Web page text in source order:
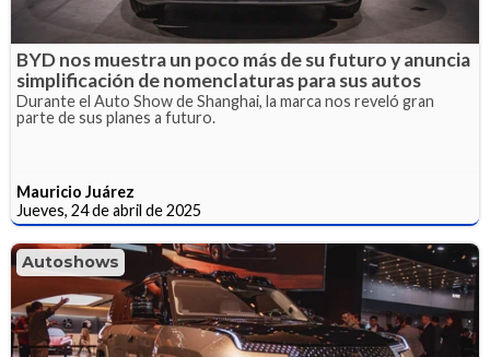
BYD nos muestra un poco más de su futuro y anuncia
simplificación de nomenclaturas para sus autos
Durante el Auto Show de Shanghai, la marca nos reveló gran
parte de sus planes a futuro.
Mauricio Juárez
Jueves, 24 de abril de 2025
Autoshows